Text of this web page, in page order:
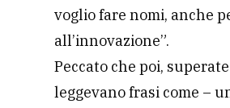
voglio fare nomi, anche
all’innovazione”.
Peccato che poi,
leggevano frasi come –